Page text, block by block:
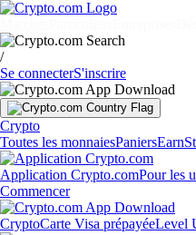
/
Se connecterS'inscrire
Crypto
Toutes les monnaiesPaniersEarn
Application Crypto.comPour les
Commencer
CryptoCarte Visa prépayéeLevel